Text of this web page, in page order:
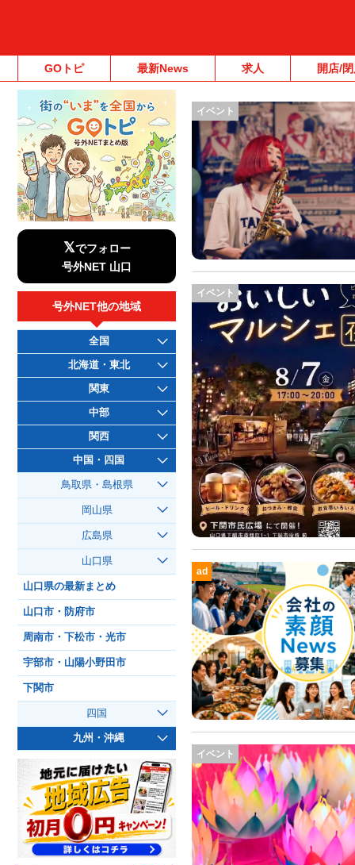
GOトピ 最新News 求人 開店/
イベント
イベント
ad
イベント
𝕏でフォロー
号外NET 山口
号外NET他の地域
全国
北海道・東北
関東
中部
関西
中国・四国
鳥取県・島根県
岡山県
広島県
山口県
山口県の最新まとめ
山口市・防府市
周南市・下松市・光市
宇部市・山陽小野田市
下関市
四国
九州・沖縄